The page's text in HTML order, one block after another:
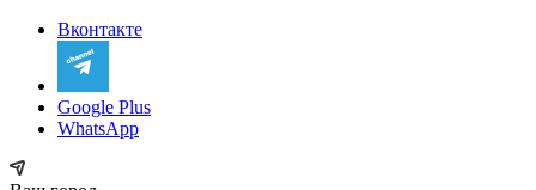
Вконтакте
Google Plus
WhatsApp